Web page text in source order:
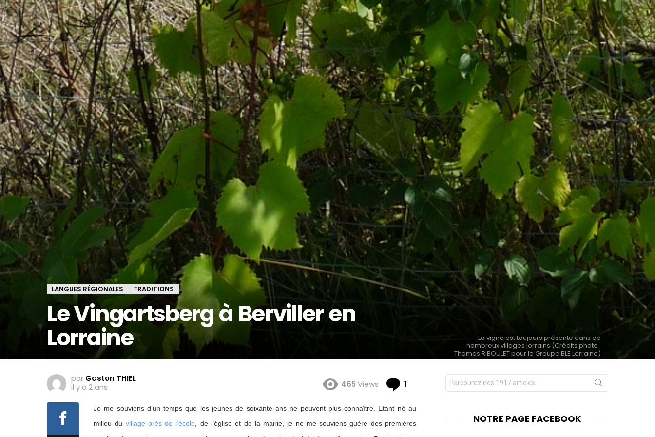
LANGUES RÉGIONALES TRADITIONS
Le Vingartsberg à Berviller en
Lorraine
La vigne est toujours présente dans de
nombreux villages lorrains (Crédits photo :
Thomas RIBOULET pour le Groupe BLE Lorraine)
par Gaston THIEL
il y a 2 ans
465 Views 1
Je me souviens d’un temps que les jeunes de soixante ans ne peuvent plus connaître. Etant né au
milieu du village près de l’école, de l’église et de la mairie, je ne me souviens guère des premières
Chercher
pour
NOTRE PAGE FACEBOOK